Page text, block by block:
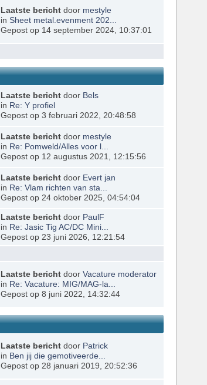
Laatste berichtdoor mestyle
in Sheet metal.evenment 202...
Gepost op 14 september 2024, 10:37:01
Laatste berichtdoor Bels
in Re: Y profiel
Gepost op 3 februari 2022, 20:48:58
Laatste berichtdoor mestyle
in Re: Pomweld/Alles voor l...
Gepost op 12 augustus 2021, 12:15:56
Laatste berichtdoor Evert jan
in Re: Vlam richten van sta...
Gepost op 24 oktober 2025, 04:54:04
Laatste berichtdoor PaulF
in Re: Jasic Tig AC/DC Mini...
Gepost op 23 juni 2026, 12:21:54
Laatste berichtdoor Vacature moderator
in Re: Vacature: MIG/MAG-la...
Gepost op 8 juni 2022, 14:32:44
Laatste berichtdoor Patrick
in Ben jij die gemotiveerde...
Gepost op 28 januari 2019, 20:52:36